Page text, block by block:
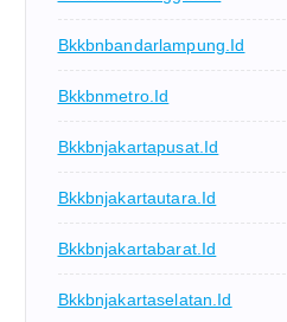
Bkkbnbandarlampung.id
Bkkbnmetro.id
Bkkbnjakartapusat.id
Bkkbnjakartautara.id
Bkkbnjakartabarat.id
Bkkbnjakartaselatan.id